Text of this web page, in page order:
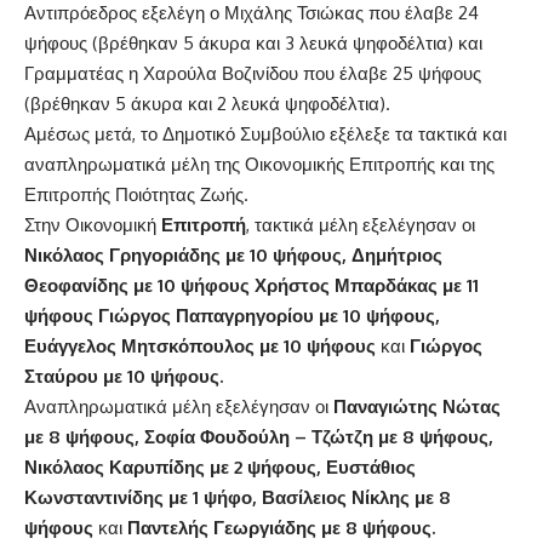
Αντιπρόεδρος εξελέγη ο Μιχάλης Τσιώκας που έλαβε 24
ψήφους (βρέθηκαν 5 άκυρα και 3 λευκά ψηφοδέλτια) και
Γραμματέας η Χαρούλα Βοζινίδου που έλαβε 25 ψήφους
(βρέθηκαν 5 άκυρα και 2 λευκά ψηφοδέλτια).
Αμέσως μετά, το Δημοτικό Συμβούλιο εξέλεξε τα τακτικά και
αναπληρωματικά μέλη της Οικονομικής Επιτροπής και της
Επιτροπής Ποιότητας Ζωής.
Στην Οικονομική Επιτροπή, τακτικά μέλη εξελέγησαν οι
Νικόλαος Γρηγοριάδης με 10 ψήφους, Δημήτριος
Θεοφανίδης με 10 ψήφους Χρήστος Μπαρδάκας με 11
ψήφους Γιώργος Παπαγρηγορίου με 10 ψήφους,
Ευάγγελος Μητσκόπουλος με 10 ψήφους και Γιώργος
Σταύρου με 10 ψήφους.
Αναπληρωματικά μέλη εξελέγησαν οι Παναγιώτης Νώτας
με 8 ψήφους, Σοφία Φουδούλη – Τζώτζη με 8 ψήφους,
Νικόλαος Καρυπίδης με 2 ψήφους, Ευστάθιος
Κωνσταντινίδης με 1 ψήφο, Βασίλειος Νίκλης με 8
ψήφους και Παντελής Γεωργιάδης με 8 ψήφους.